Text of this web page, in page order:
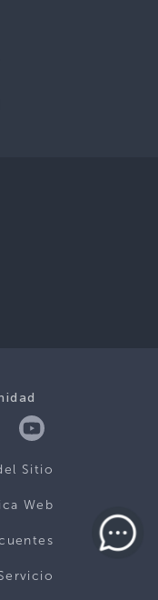
Sitio
Web